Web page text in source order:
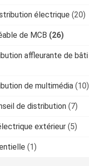
électrique (20)
de MCB (26)
affleurante de bâti
de multimédia (10)
de distribution (7)
extérieur (5)
(1)